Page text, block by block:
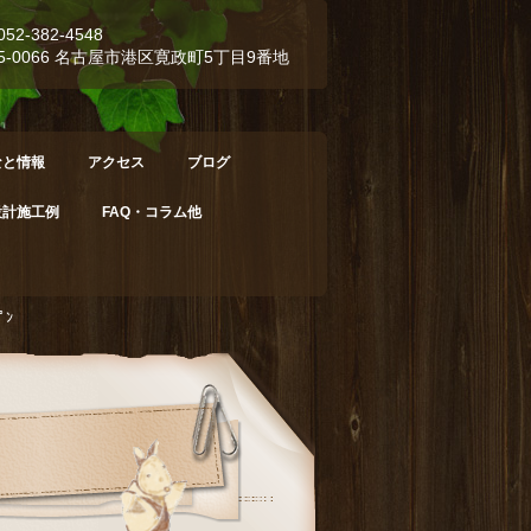
382-4548
0066 名古屋市港区寛政町5丁目9番地
情報 アクセス ブログ
施工例 FAQ・コラム他
ﾝ